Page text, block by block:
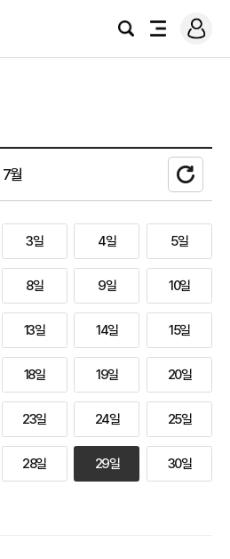
검
전
로
그
7월
새
로
고
3일 4일 5일
8일 9일 10일
13일 14일 15일
18일 19일 20일
23일 24일 25일
28일 29일 30일